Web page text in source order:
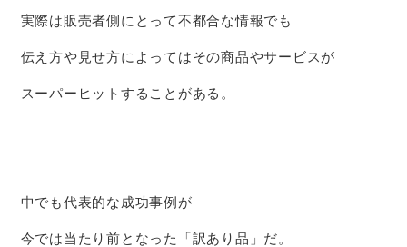
実際は販売者側にとって不都合な情報でも
伝え方や見せ方によってはその商品やサービスが
スーパーヒットすることがある。
中でも代表的な成功事例が
今では当たり前となった「訳あり品」だ。